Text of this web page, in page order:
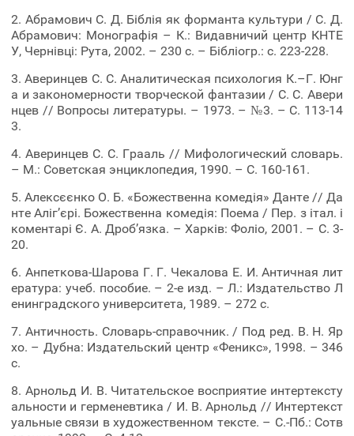
2. Абрамович С. Д. Біблія як форманта культури / С. Д.
Абрамович: Монографія – К.: Видавничий центр КНТЕ
У, Чернівці: Рута, 2002. – 230 с. – Бібліогр.: с. 223-228.
3. Аверинцев С. С. Аналитическая психология К.–Г. Юнг
а и закономерности творческой фантазии / С. С. Авери
нцев // Вопросы литературы. – 1973. – №3. – С. 113-14
3.
4. Аверинцев С. С. Грааль // Мифологический словарь.
– М.: Советская энциклопедия, 1990. – С. 160-161.
5. Алексєєнко О. Б. «Божественна комедія» Данте // Да
нте Аліг’єрі. Божественна комедія: Поема / Пер. з італ. і
коментарі Є. А. Дроб’язка. – Харків: Фоліо, 2001. – С. 3-
20.
6. Анпеткова-Шарова Г. Г. Чекалова Е. И. Античная лит
ература: учеб. пособие. – 2-е изд. – Л.: Издательство Л
енинградского университета, 1989. – 272 с.
7. Античность. Словарь-справочник. / Под ред. В. Н. Яр
хо. – Дубна: Издательский центр «Феникс», 1998. – 346
с.
8. Арнольд И. В. Читательское восприятие интертексту
альности и герменевтика / И. В. Арнольд // Интертекст
уальные связи в художественном тексте. – С.-Пб.: Сотв